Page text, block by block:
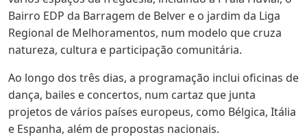
Bairro EDP da Barragem de Belver e o jardim da Liga
Regional de Melhoramentos, num modelo que cruza
natureza, cultura e participação comunitária.
Ao longo dos três dias, a programação inclui oficinas de
dança, bailes e concertos, num cartaz que junta
projetos de vários países europeus, como Bélgica, Itália
e Espanha, além de propostas nacionais.